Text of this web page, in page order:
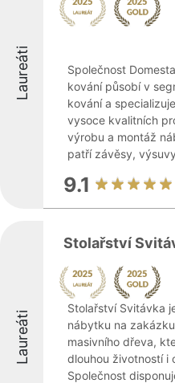
Laureáti
Společnost
kování působí v
kování a
vysoce kvalitních
výrobu a montáž
patří závěsy,
9.1
Laureáti
Stolařství
Stolařství Svitávka
nábytku na
masivního dřeva,
dlouhou životností i
Společnost